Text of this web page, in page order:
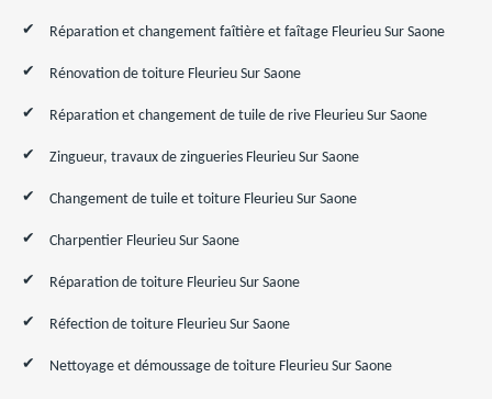
Réparation et changement faîtière et faîtage Fleurieu Sur Saone
Rénovation de toiture Fleurieu Sur Saone
Réparation et changement de tuile de rive Fleurieu Sur Saone
Zingueur, travaux de zingueries Fleurieu Sur Saone
Changement de tuile et toiture Fleurieu Sur Saone
Charpentier Fleurieu Sur Saone
Réparation de toiture Fleurieu Sur Saone
Réfection de toiture Fleurieu Sur Saone
Nettoyage et démoussage de toiture Fleurieu Sur Saone